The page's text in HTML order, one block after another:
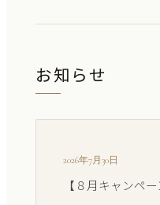
お知らせ
2026年7月30日
【８月キャンペ